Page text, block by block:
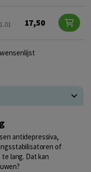
17,50
antidepressiva,
of
lang. Dat kan